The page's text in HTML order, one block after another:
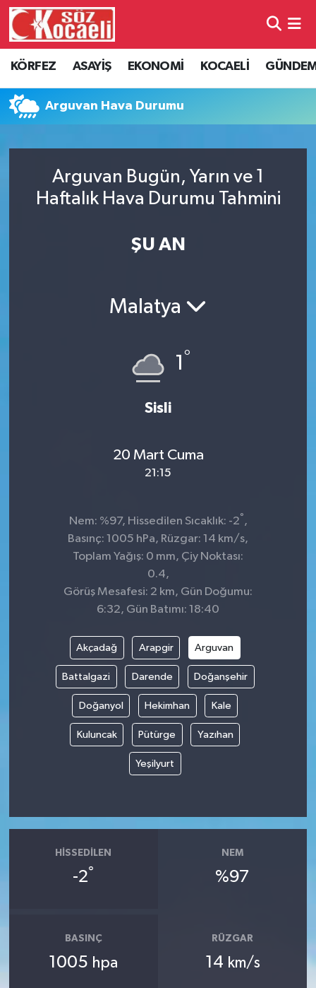
KÖRFEZ ASAYİŞ EKONOMİ KOCAELİ
Arguvan Hava Durumu
Arguvan Bugün, Yarın ve 1
Haftalık Hava Durumu Tahmini
ŞU AN
Malatya
1 °
Sisli
20 Mart Cuma
21:15
Nem: %97, Hissedilen Sıcaklık: -2° ,
Basınç: 1005 hPa, Rüzgar: 14 km/s,
Toplam Yağış: 0 mm, Çiy Noktası:
0.4,
Görüş Mesafesi: 2 km, Gün Doğumu:
6:32, Gün Batımı: 18:40
Akçadağ Arapgir Arguvan
Battalgazi Darende Doğanşehir
Doğanyol Hekimhan Kale
Kuluncak Pütürge Yazıhan
Yeşilyurt
HISSEDILEN
-2°
NEM
%97
BASINÇ
1005 hpa
RÜZGAR
14 km/s
Kocaeli Hava Durumu
Kocaeli Namaz Vakitleri
Süper Lig Puan Durumu ve Fikstür